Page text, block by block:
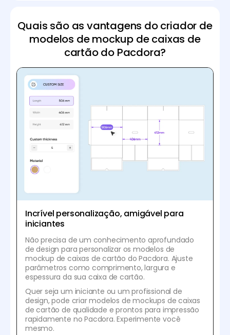
Quais são as vantagens do criador de
modelos de mockup de caixas de
cartão do Pacdora?
Incrível personalização, amigável para
iniciantes
Não precisa de um conhecimento aprofundado
de design para personalizar os modelos de
mockup de caixas de cartão do Pacdora. Ajuste
parâmetros como comprimento, largura e
espessura da sua caixa de cartão.
Quer seja um iniciante ou um profissional de
design, pode criar modelos de mockups de caixas
de cartão de qualidade e prontos para impressão
rapidamente no Pacdora. Experimente você
mesmo.